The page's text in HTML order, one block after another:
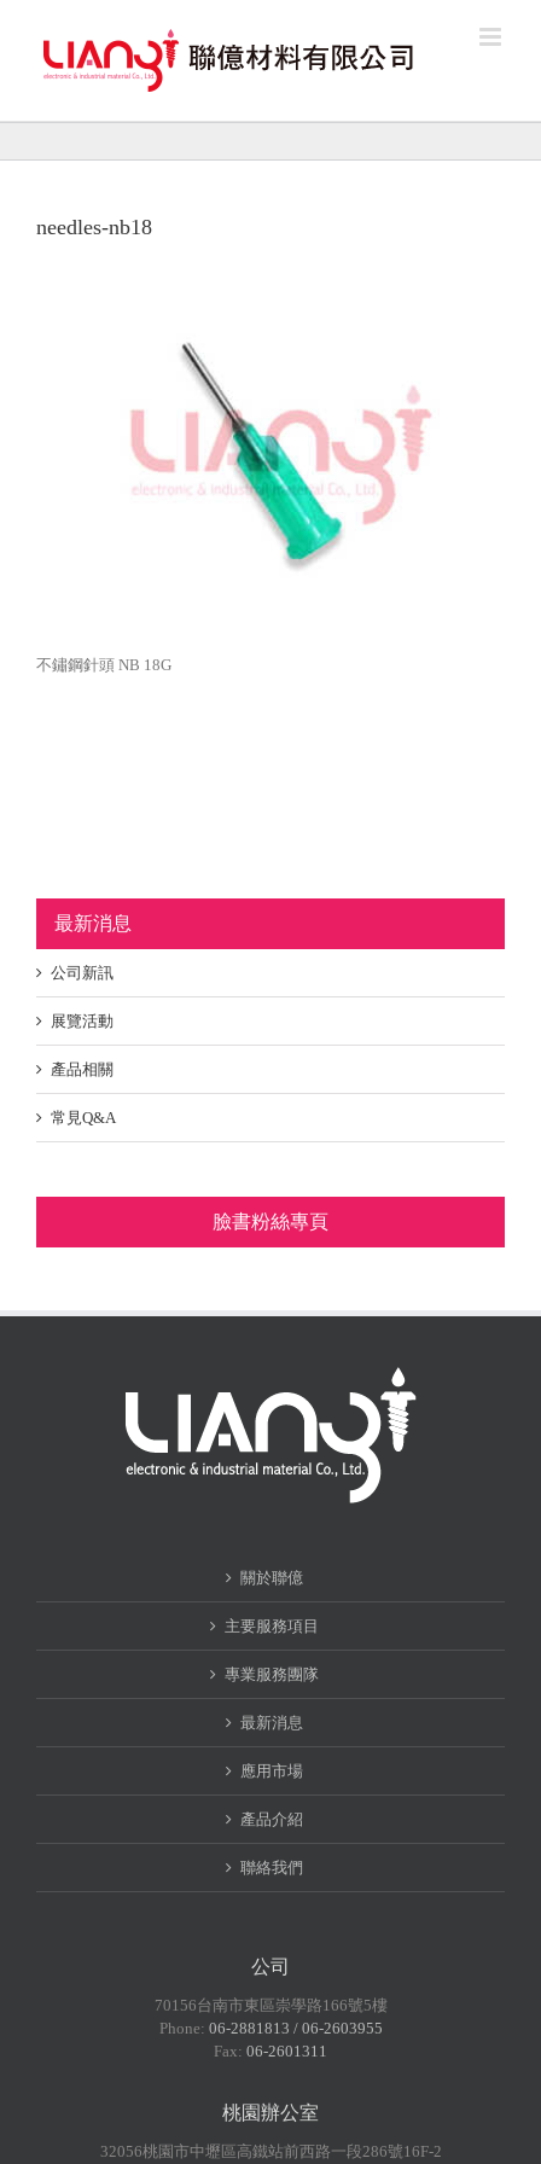
content
needles-nb18
不鏽鋼針頭 NB 18G
最新消息
公司新訊
展覽活動
產品相關
常見Q&A
臉書粉絲專頁
關於聯億
主要服務項目
專業服務團隊
最新消息
應用市場
產品介紹
聯絡我們
公司
70156台南市東區崇學路166號5樓
Phone: 06-2881813 / 06-2603955
Fax: 06-2601311
桃園辦公室
32056桃園市中壢區高鐵站前西路一段286號16F-2